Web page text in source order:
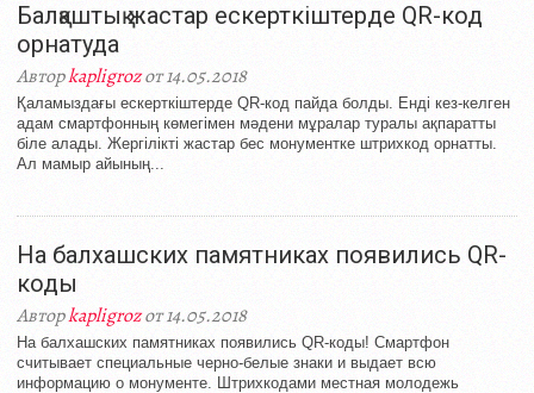
Балқаштық жастар ескерткіштерде QR-код
орнатуда
Авторkapligrozот 14.05.2018
Қаламыздағы ескерткіштерде QR-код пайда болды. Енді кез-келген
адам смартфонның көмегімен мәдени мұралар туралы ақпаратты
біле алады. Жергілікті жастар бес монументке штрихкод орнатты.
Ал мамыр айының...
На балхашских памятниках появились QR-
коды
Авторkapligrozот 14.05.2018
На балхашских памятниках появились QR-коды! Смартфон
считывает специальные черно-белые знаки и выдает всю
информацию о монументе. Штрихкодами местная молодежь